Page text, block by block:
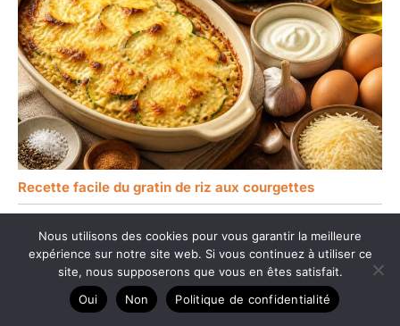
Recette facile du gratin de riz aux courgettes
Nous utilisons des cookies pour vous garantir la meilleure
expérience sur notre site web. Si vous continuez à utiliser ce
site, nous supposerons que vous en êtes satisfait.
Oui
Non Politique de confidentialité